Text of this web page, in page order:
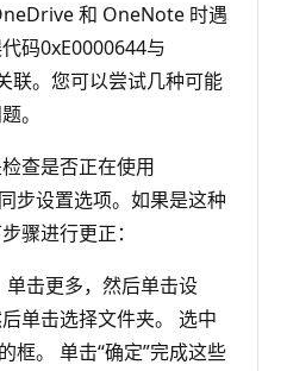
和 OneNote 时遇
码0xE0000644与
联。您可以尝试几种可能
。
查是否正在使用
步设置选项。如果是这种
骤进行更正：
击更多，然后单击设
单击选择文件夹。 选中
框。 单击“确定”完成这些